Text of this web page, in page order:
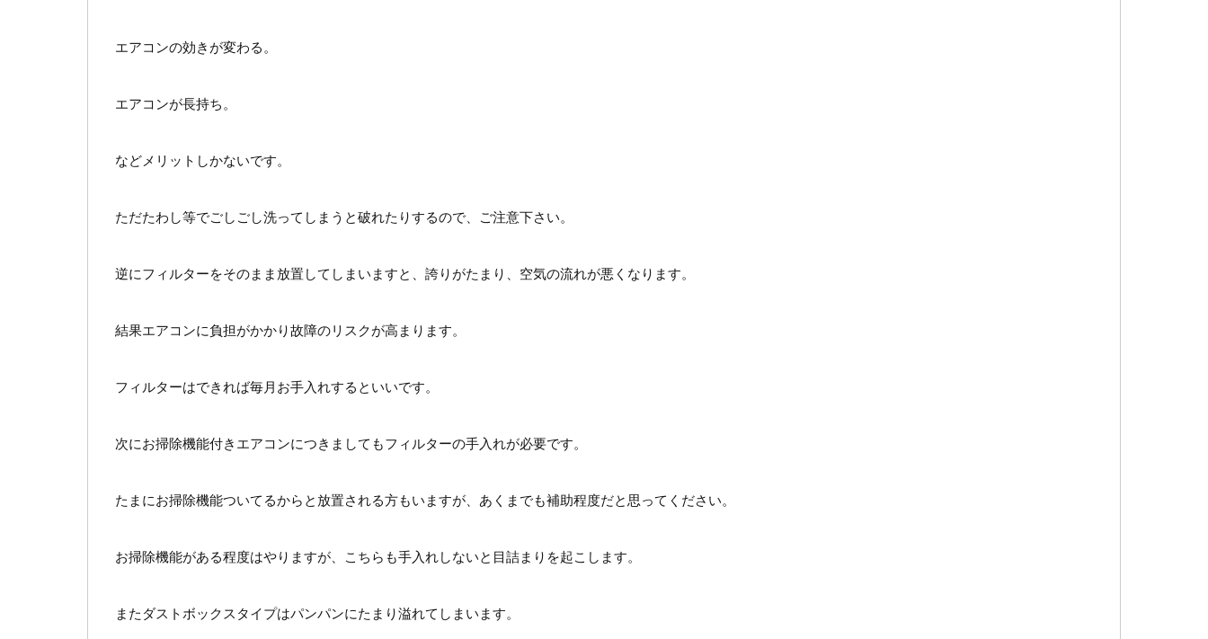
エアコンの効きが変わる。
エアコンが長持ち。
などメリットしかないです。
ただたわし等でごしごし洗ってしまうと破れたりするので、ご注意下さい。
逆にフィルターをそのまま放置してしまいますと、誇りがたまり、空気の流れが悪くなります。
結果エアコンに負担がかかり故障のリスクが高まります。
フィルターはできれば毎月お手入れするといいです。
次にお掃除機能付きエアコンにつきましてもフィルターの手入れが必要です。
たまにお掃除機能ついてるからと放置される方もいますが、あくまでも補助程度だと思ってください。
お掃除機能がある程度はやりますが、こちらも手入れしないと目詰まりを起こします。
またダストボックスタイプはパンパンにたまり溢れてしまいます。